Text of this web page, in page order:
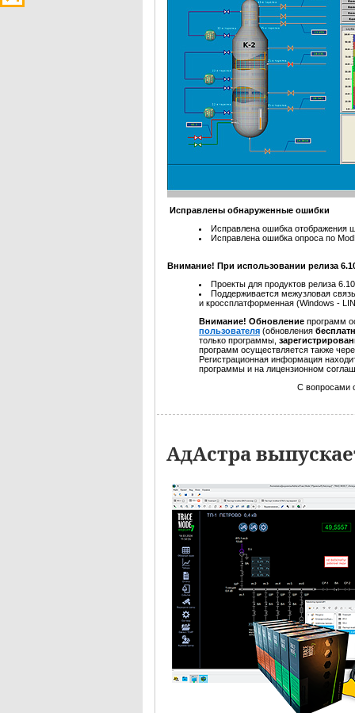
Исправлены обнаруженные ошибки
Исправлена ошибка отображения
Исправлена ошибка опроса по
Внимание! При использовании релиза
Проекты для продуктов релиза
Поддерживается межузловая
и кроссплатформенная (Windows -
Внимание! Обновление программ
пользователя (обновления
только программы,
программ осуществляется также
Регистрационная информация
программы и на лицензионном
С вопросами
АдАстра